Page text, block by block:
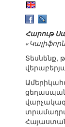
Հարութ
Տեսնենք,